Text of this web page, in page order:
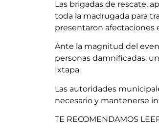
Las brigadas de rescate,
toda la madrugada para
presentaron afectaciones
Ante la magnitud del
personas damnificadas:
Ixtapa.
Las autoridades
necesario y mantenerse
TE RECOMENDAMOS